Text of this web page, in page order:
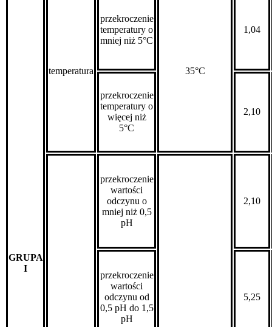
GRUPA
I
temperatura
przekroczenie
temperatury o
mniej niż 5°C
35°C
1,04
przekroczenie
temperatury o
więcej niż
5°C
2,10
przekroczenie
wartości
odczynu o
mniej niż 0,5
pH
2,10
przekroczenie
wartości
odczynu od
0,5 pH do 1,5
pH
5,25